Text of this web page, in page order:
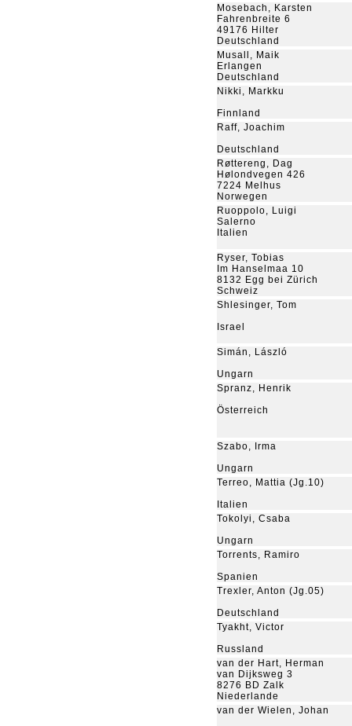
Mosebach, Karsten
Fahrenbreite 6
49176 Hilter
Deutschland
Musall, Maik
Erlangen
Deutschland
Nikki, Markku
Finnland
Raff, Joachim
Deutschland
Røttereng, Dag
Hølondvegen 426
7224 Melhus
Norwegen
Ruoppolo, Luigi
Salerno
Italien
Ryser, Tobias
Im Hanselmaa 10
8132 Egg bei Zürich
Schweiz
Shlesinger, Tom
Israel
Simán, László
Ungarn
Spranz, Henrik
Österreich
Szabo, Irma
Ungarn
Terreo, Mattia (Jg.10)
Italien
Tokolyi, Csaba
Ungarn
Torrents, Ramiro
Spanien
Trexler, Anton (Jg.05)
Deutschland
Tyakht, Victor
Russland
van der Hart, Herman
van Dijksweg 3
8276 BD Zalk
Niederlande
van der Wielen, Johan